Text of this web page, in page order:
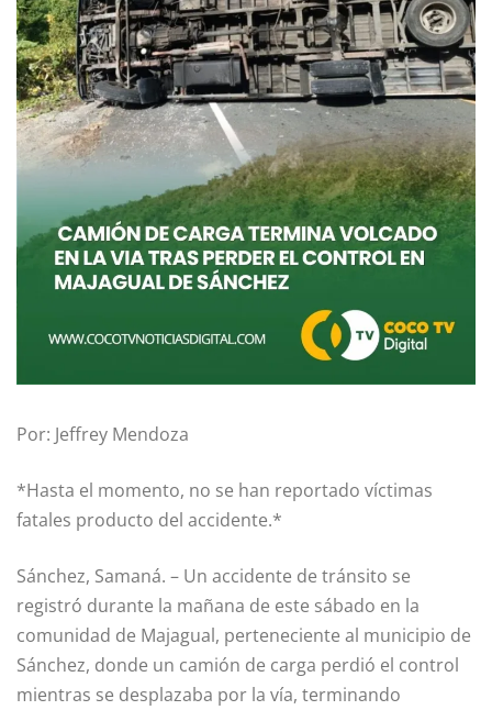
Por: Jeffrey Mendoza
*Hasta el momento, no se han reportado víctimas
fatales producto del accidente.*
Sánchez, Samaná. – Un accidente de tránsito se
registró durante la mañana de este sábado en la
comunidad de Majagual, perteneciente al municipio de
Sánchez, donde un camión de carga perdió el control
mientras se desplazaba por la vía, terminando